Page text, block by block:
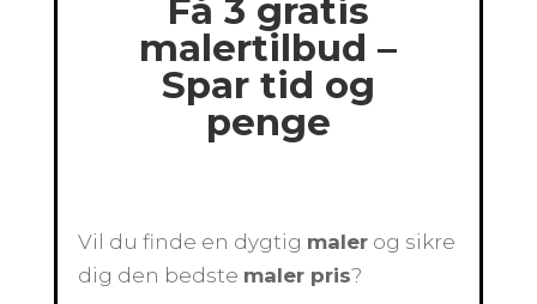
Få 3 gratis
malertilbud –
Spar tid og
penge
Vil du finde en dygtig maler og sikre
dig den bedste maler pris?